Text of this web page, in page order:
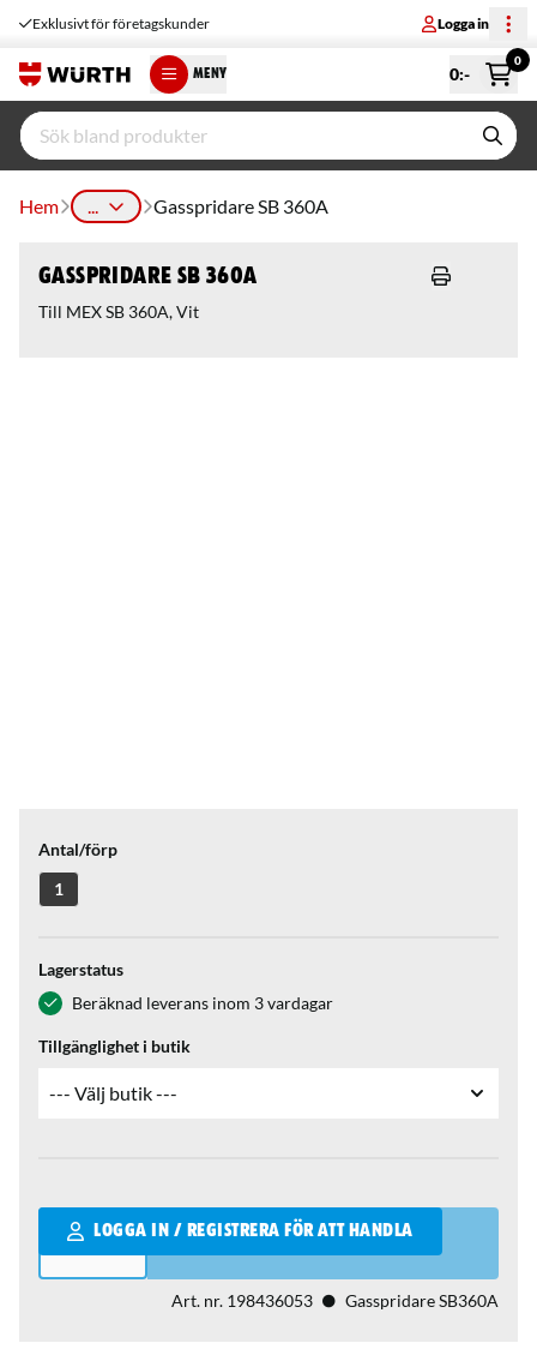
Exklusivt för företagskunder Logga in
MENY 0:-
0
Hem ... Gasspridare SB 360A
Gasspridare SB 360A
Till MEX SB 360A, Vit
Antal/förp
1
Lagerstatus
Beräknad leverans inom 3 vardagar
Tillgänglighet i butik
LOGGA IN / REGISTRERA FÖR ATT HANDLA
Qantity
Art. nr. 198436053 Gasspridare SB360A